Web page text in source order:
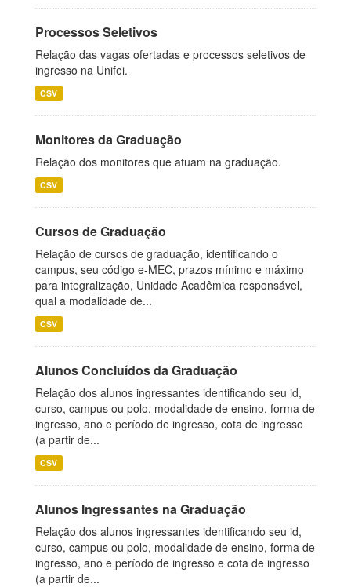
Processos Seletivos
Relação das vagas ofertadas e processos seletivos de
ingresso na Unifei.
CSV
Monitores da Graduação
Relação dos monitores que atuam na graduação.
CSV
Cursos de Graduação
Relação de cursos de graduação, identificando o
campus, seu código e-MEC, prazos mínimo e máximo
para integralização, Unidade Acadêmica responsável,
qual a modalidade de...
CSV
Alunos Concluídos da Graduação
Relação dos alunos ingressantes identificando seu id,
curso, campus ou polo, modalidade de ensino, forma de
ingresso, ano e período de ingresso, cota de ingresso
(a partir de...
CSV
Alunos Ingressantes na Graduação
Relação dos alunos ingressantes identificando seu id,
curso, campus ou polo, modalidade de ensino, forma de
ingresso, ano e período de ingresso e cota de ingresso
(a partir de...